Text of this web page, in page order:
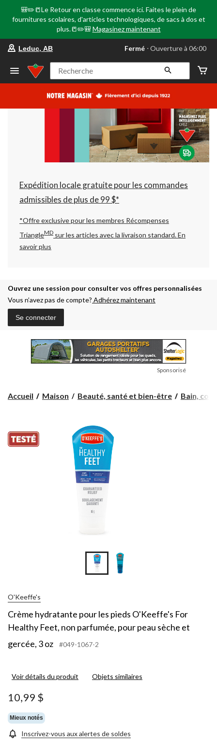
🎒✏️📒Le Retour en classe commence ici. Faites le plein de
fournitures scolaires, d'articles technologiques, de sacs à dos et
plus.📒✏️🎒 Magasinez maintenant
votre
préféré
Leduc,
AB,
courament
Ouverture
à
06:00
cliquer
pour
changer
Leduc, AB Fermé ⋅ Ouverture à 06:00
Recherche
Expédition locale gratuite pour les commandes
admissibles de plus de 99 $*
*Offre exclusive pour les membres Récompenses
TriangleMD sur les articles avec la livraison standard.En
savoir plus
Ouvrez une session pour consulter vos offres personnalisées
Vous n’avez pas de compte? Adhérez maintenant
Se connecter
Sponsorisé
Accueil Maison Beauté, santé et bien-être Bain,
O'Keeffe's
Crème hydratante pour les pieds O'Keeffe's For
Healthy Feet, non parfumée, pour peau sèche et
gercée, 3 oz
#049-1067-2
Voir détails du produit Objets similaires
10,99 $
Mieux notés
Inscrivez-vous aux alertes de soldes